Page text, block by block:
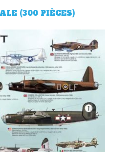
(300 PIÈCES)